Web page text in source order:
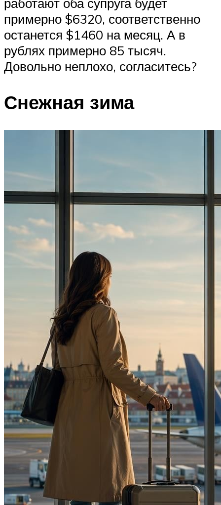
примерно $6320, соответственно
останется $1460 на месяц. А в
рублях примерно 85 тысяч.
Довольно неплохо, согласитесь?
Снежная зима